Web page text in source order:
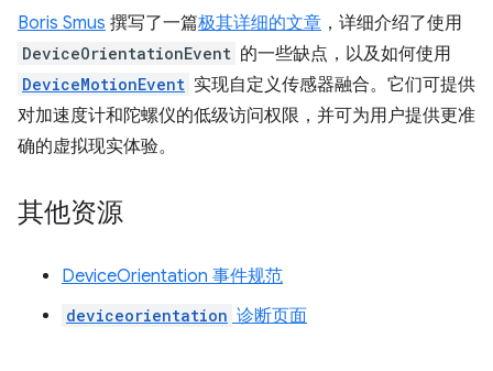
Boris Smus 撰写了一篇极其详细的文章 ，详细介绍了使用
DeviceOrientationEvent 的一些缺点，以及如何使用
DeviceMotionEvent 实现自定义传感器融合。它们可提供
对加速度计和陀螺仪的低级访问权限，并可为用户提供更准
确的虚拟现实体验。
其他资源
DeviceOrientation 事件规范
deviceorientation 诊断页面